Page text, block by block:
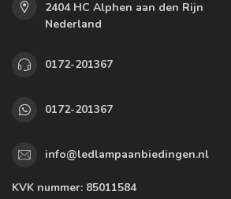
2404 HC Alphen aan den Rijn
Nederland
0172-201367
0172-201367
info@ledlampaanbiedingen.nl
KVK nummer: 85011584